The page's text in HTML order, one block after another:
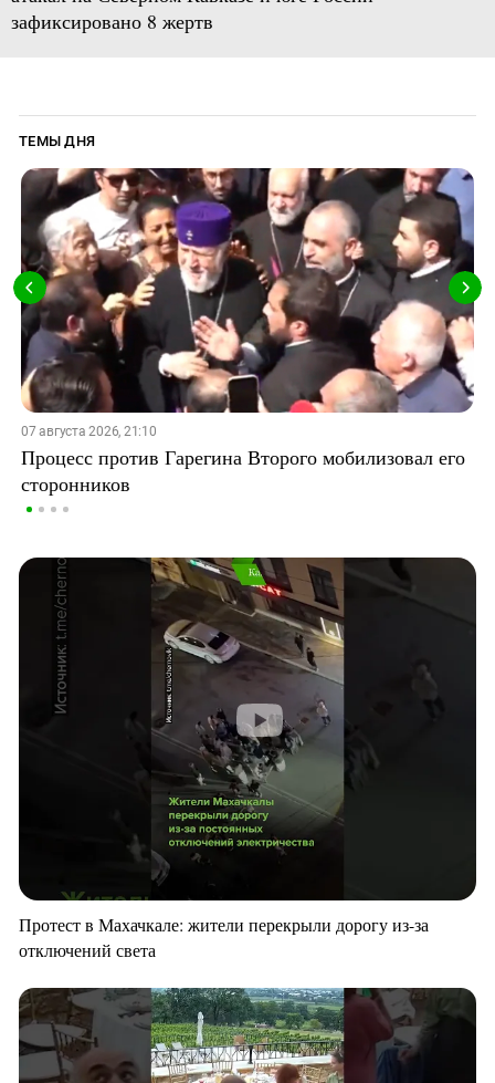
зафиксировано 8 жертв
ТЕМЫ ДНЯ
07 августа 2026, 21:10
Процесс против Гарегина Второго мобилизовал его
сторонников
Протест в Махачкале: жители перекрыли дорогу из-за
отключений света